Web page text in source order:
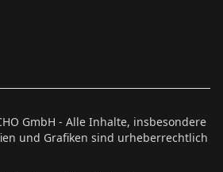
GmbH - Alle Inhalte, insbesondere
und Grafiken sind urheberrechtlich